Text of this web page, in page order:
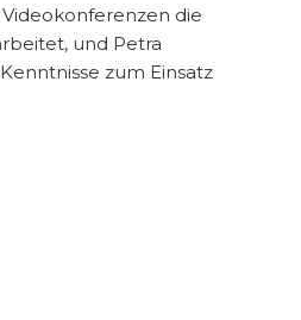
die
und Petra
zum Einsatz